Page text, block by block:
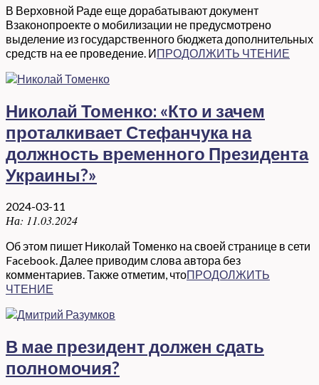
В Верховной Раде еще дорабатывают документ
Взаконопроекте о мобилизации не предусмотрено
выделение из государственного бюджета дополнительных
средств на ее проведение. ИПРОДОЛЖИТЬ ЧТЕНИЕ
Николай Томенко: «Кто и зачем
проталкивает Стефанчука на
должность временного Президента
Украины?»
2024-03-11
На: 11.03.2024
Об этом пишет Николай Томенко на своей странице в сети
Facebook. Далее приводим слова автора без
комментариев. Также отметим, чтоПРОДОЛЖИТЬ
ЧТЕНИЕ
В мае президент должен сдать
полномочия?